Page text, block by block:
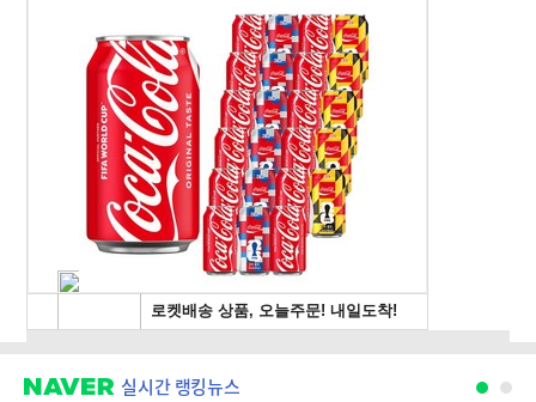
실시간 랭킹뉴스